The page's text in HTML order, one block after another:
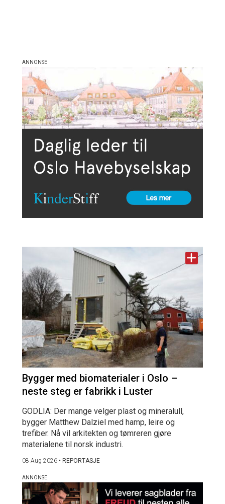
Bygger med biomaterialer i Oslo –
neste steg er fabrikk i Luster
GODLIA: Der mange velger plast og mineralull,
bygger Matthew Dalziel med hamp, leire og
trefiber. Nå vil arkitekten og tømreren gjøre
materialene til norsk industri.
08 Aug 2026 • REPORTASJE